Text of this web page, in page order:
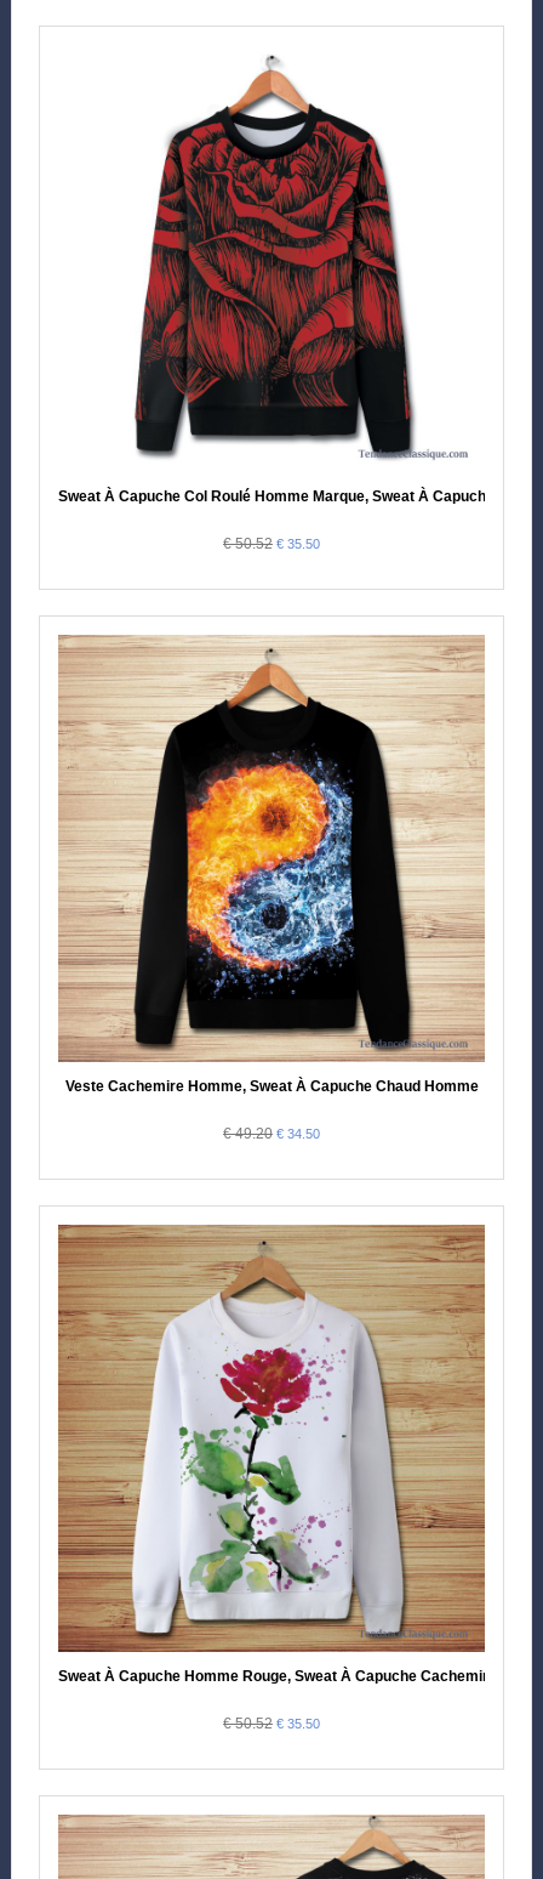
Sweat À Capuche Col Roulé Homme Marque, Sweat À Capuche
€ 50.52 € 35.50
Veste Cachemire Homme, Sweat À Capuche Chaud Homme
€ 49.20 € 34.50
Sweat À Capuche Homme Rouge, Sweat À Capuche Cachemire Pas
€ 50.52 € 35.50